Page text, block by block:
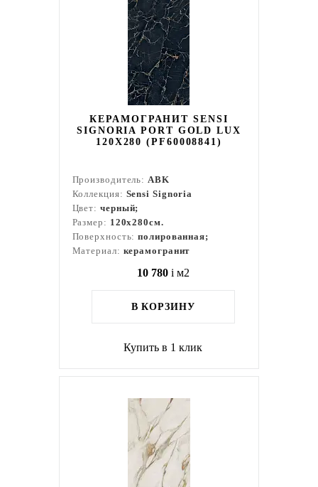
КЕРАМОГРАНИТ SENSI
SIGNORIA PORT GOLD LUX
120X280 (PF60008841)
Производитель:ABK
Коллекция: Sensi Signoria
Цвет: черный;
Размер: 120x280см.
Поверхность:полированная;
Материал: керамогранит
10 780 i м2
В КОРЗИНУ
Купить в 1 клик